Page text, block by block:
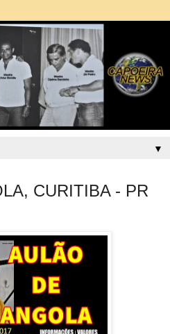
▼
CURITIBA - PR